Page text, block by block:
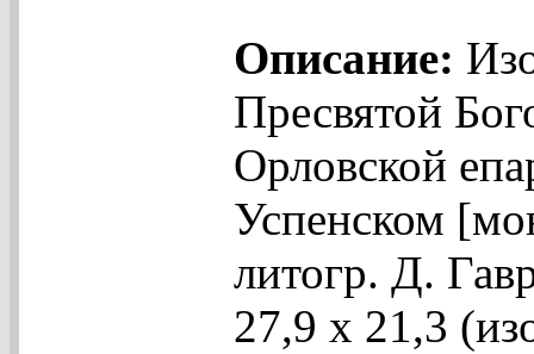
Описание:
Пресвятой
Орловской
Успенском
литогр. Д.
27,9 х 21,3